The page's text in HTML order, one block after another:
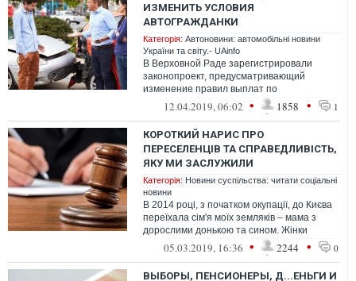
ИЗМЕНИТЬ УСЛОВИЯ
АВТОГРАЖДАНКИ
Категорія: Автоновини: автомобільні новини
України та світу.- UAinfo
В Верховной Раде зарегистрировали
законопроект, предусматривающий
изменение правил выплат по
автогражданке. Страховщикам хотят
запретить брать с водит...
12.04.2019, 06:02 • 1858 • 1
КОРОТКИЙ НАРИС ПРО
ПЕРЕСЕЛЕНЦІВ ТА СПРАВЕДЛИВІСТЬ,
ЯКУ МИ ЗАСЛУЖИЛИ
Категорія: Новини суспільства: читати соціальні
новини
В 2014 році, з початком окупації, до Києва
переїхала сім'я моїх земляків – мама з
дорослими донькою та сином. Жінки
винайняли квартиру на Троєщині, си...
05.03.2019, 16:36 • 2244 • 0
ВЫБОРЫ, ПЕНСИОНЕРЫ, Д...ЕНЬГИ И